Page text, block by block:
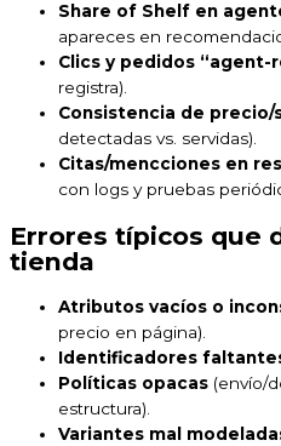
Share of Shelf en
apareces en
Clics y pedidos “agent-
registra).
Consistencia de precio/
detectadas vs. servidas).
Citas/mencciones en
con logs y pruebas
Errores típicos que
tienda
Atributos vacíos o
precio en página).
Identificadores
Políticas opacas (envío/
estructura).
Variantes mal